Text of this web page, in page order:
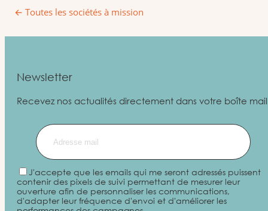
← Toutes les sociétés à mission
Newsletter
Recevez nos actualités directement dans votre boîte mail
J'accepte que les emails qui me seront adressés puissent
contenir des pixels de suivi permettant de mesurer leur
ouverture afin de personnaliser les communications,
d'adapter leur fréquence d'envoi et d'améliorer les